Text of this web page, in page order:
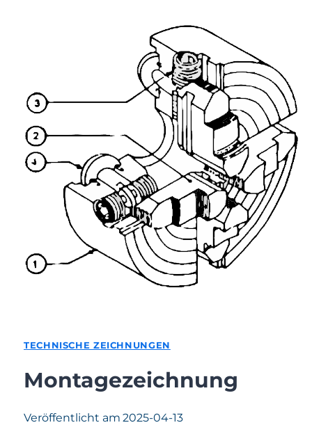
TECHNISCHE ZEICHNUNGEN
Montagezeichnung
Veröffentlicht am 2025-04-13